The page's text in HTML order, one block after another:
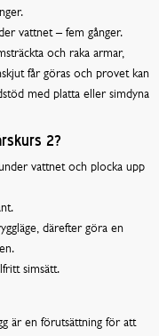
vattnet – fem gånger.
och raka armar,
får göras och provet kan
med platta eller simdyna
2?
vattnet och plocka upp
därefter göra en
simsätt.
är en förutsättning för att